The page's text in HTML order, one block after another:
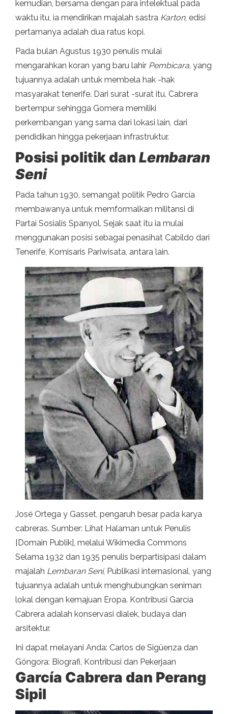
kemudian, bersama dengan para intelektual pada
waktu itu, ia mendirikan majalah sastra Karton, edisi
pertamanya adalah dua ratus kopi.
Pada bulan Agustus 1930 penulis mulai
mengarahkan koran yang baru lahir Pembicara, yang
tujuannya adalah untuk membela hak -hak
masyarakat tenerife. Dari surat -surat itu, Cabrera
bertempur sehingga Gomera memiliki
perkembangan yang sama dari lokasi lain, dari
pendidikan hingga pekerjaan infrastruktur.
Posisi politik dan Lembaran
Seni
Pada tahun 1930, semangat politik Pedro García
membawanya untuk memformalkan militansi di
Partai Sosialis Spanyol. Sejak saat itu ia mulai
menggunakan posisi sebagai penasihat Cabildo dari
Tenerife, Komisaris Pariwisata, antara lain.
José Ortega y Gasset, pengaruh besar pada karya
cabreras. Sumber: Lihat Halaman untuk Penulis
[Domain Publik], melalui Wikimedia Commons
Selama 1932 dan 1935 penulis berpartisipasi dalam
majalah Lembaran Seni, Publikasi internasional, yang
tujuannya adalah untuk menghubungkan seniman
lokal dengan kemajuan Eropa. Kontribusi García
Cabrera adalah konservasi dialek, budaya dan
arsitektur.
Ini dapat melayani Anda: Carlos de Sigüenza dan
Góngora: Biografi, Kontribusi dan Pekerjaan
García Cabrera dan Perang
Sipil